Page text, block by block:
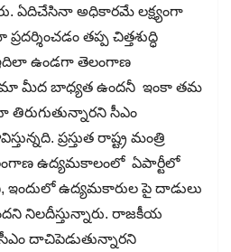
ఏదిచేసినా అధికారమే లక్ష్యంగా
తప్ప చిత్తశుద్ధి
ఇదిలా ఉండగా తెలంగాణ
మా మీద బాధ్యత ఉందనీ ఇంకా తమ
తిరుగుతున్నారని సీఎం
ప్రస్తుత రాష్ట్ర మంత్రి
ఉద్యమకాలంలో ఏపార్టీలో
ఇందులో ఉద్యమకారుల పై దాడులు
నిలదీస్తున్నారు. రాజకీయ
దాచిపెడుతున్నారని